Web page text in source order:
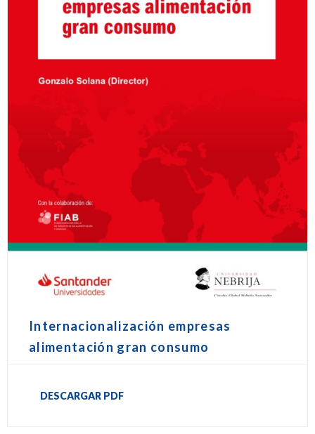
Internacionalización empresas
alimentación gran consumo
DESCARGAR PDF